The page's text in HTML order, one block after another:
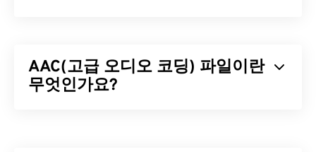
AAC(고급 오디오 코딩) 파일이란
무엇인가요?